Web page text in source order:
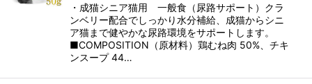
・成猫シニア猫用 一般食（尿路サポート）クラ
ンベリー配合でしっかり水分補給、成猫からシニ
ア猫まで健やかな尿路環境をサポートします。
■COMPOSITION（原材料）鶏むね肉 50%、チキ
ンスープ 44…